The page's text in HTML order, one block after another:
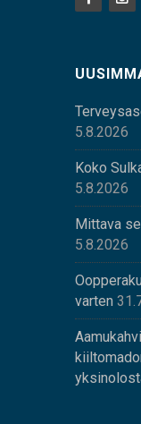
5.8.2026
Koko
5.8.2026
Mittava
5.8.2026
varten